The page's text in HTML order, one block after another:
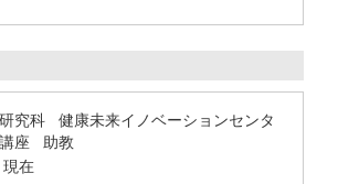
究科 健康未来イノベーションセンタ
座 助教
現在